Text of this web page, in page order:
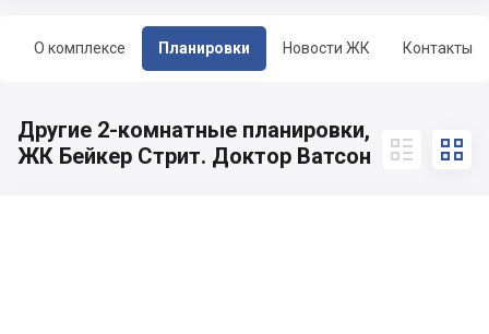
О комплексе Планировки Новости ЖК Контакты
Другие 2-комнатные планировки,
ЖК Бейкер Стрит. Доктор Ватсон
 